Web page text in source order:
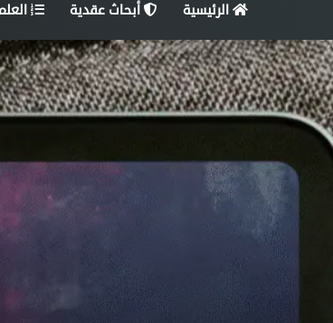
الرئيسية أبحاث عقدية